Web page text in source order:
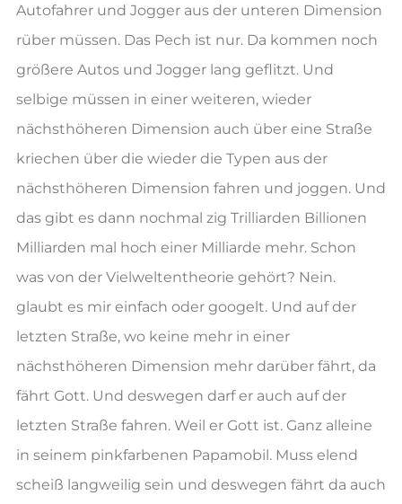
Autofahrer und Jogger aus der unteren Dimension
rüber müssen. Das Pech ist nur. Da kommen noch
größere Autos und Jogger lang geflitzt. Und
selbige müssen in einer weiteren, wieder
nächsthöheren Dimension auch über eine Straße
kriechen über die wieder die Typen aus der
nächsthöheren Dimension fahren und joggen. Und
das gibt es dann nochmal zig Trilliarden Billionen
Milliarden mal hoch einer Milliarde mehr. Schon
was von der Vielweltentheorie gehört? Nein.
glaubt es mir einfach oder googelt. Und auf der
letzten Straße, wo keine mehr in einer
nächsthöheren Dimension mehr darüber fährt, da
fährt Gott. Und deswegen darf er auch auf der
letzten Straße fahren. Weil er Gott ist. Ganz alleine
in seinem pinkfarbenen Papamobil. Muss elend
scheiß langweilig sein und deswegen fährt da auch